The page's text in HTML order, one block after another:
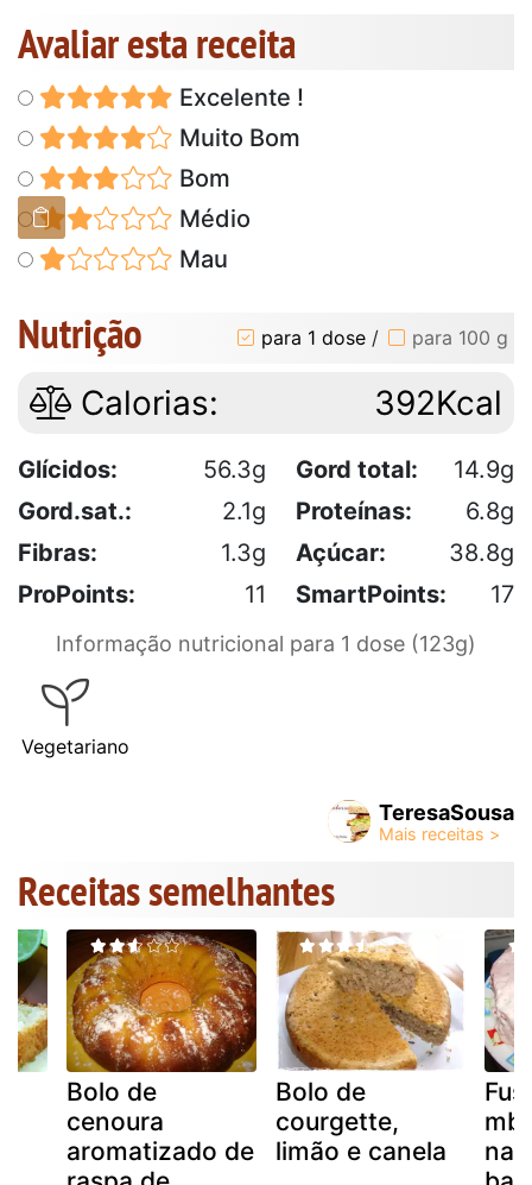
Avaliar esta receita
Excelente !
Muito Bom
Bom
Médio
Mau
Nutrição para 1 dose / para 100 g
Calorias: 392Kcal
Glícidos: 56.3g Gord total:
14.9g
Gord.sat.:
2.1g Proteínas:
6.8g
Fibras:
1.3g Açúcar:
38.8g
ProPoints:
11 SmartPoints: 17
Informação nutricional para 1 dose (123g)
Vegetariano
TeresaSousa
Receitas semelhantes
Bolo de
cenoura
aromatizado de
Bolo de
courgette,
limão e canela